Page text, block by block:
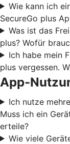
Wie kann ich
SecureGo plus
Was ist das
plus? Wofür
Ich habe mein
plus vergessen.
App-
Ich nutze
Muss ich ein
erteile?
Wie viele